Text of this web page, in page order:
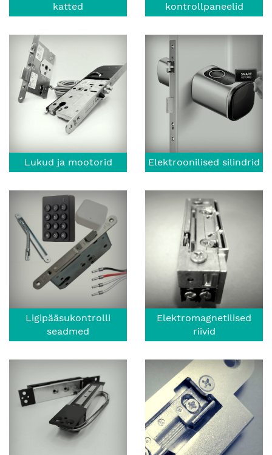
katted
kontrollpaneelid
Lukud ja mootorid Elektroonilised silindrid
Ligipääsukontrolli
seadmed
Elektromagnetilised
riivid